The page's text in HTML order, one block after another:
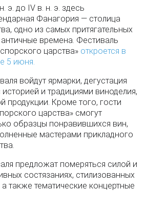
э. до IV в. н. э. здесь
Фанагория — столица
одно из самых притягательных
времена. Фестиваль
царства» откроется в
5 июня.
войдут ярмарки, дегустация
и традициями виноделия,
продукции. Кроме того, гости
царства» смогут
образцы понравившихся вин,
мастерами прикладного
предложат померяться силой и
состязаниях, стилизованных
также тематические концертные